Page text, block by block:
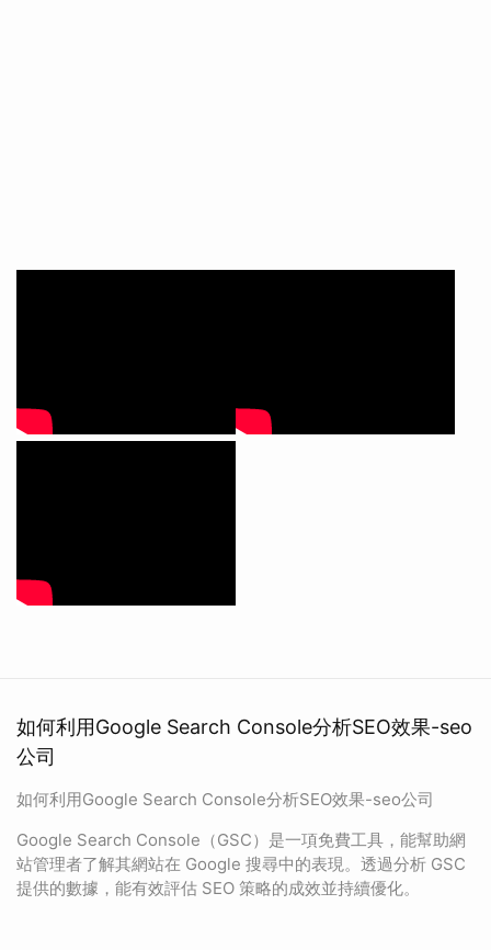
如何利用Google Search Console分析SEO效果-seo
公司
如何利用Google Search Console分析SEO效果-seo公司
Google Search Console（GSC）是一項免費工具，能幫助網
站管理者了解其網站在 Google 搜尋中的表現。透過分析 GSC
提供的數據，能有效評估 SEO 策略的成效並持續優化。